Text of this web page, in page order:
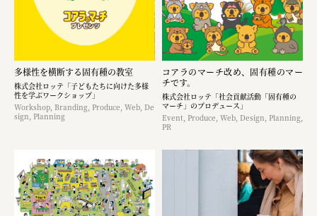
多様性を横断する固有種の教室
株式会社ロッテ「子どもたちに向けた多様
性を学ぶワークショップ」
Workshop, Branding, Produce, Web, De
sign, Planning
コアラのマーチ改め、固有種のマー
チです。
株式会社ロッテ「社会貢献活動「固有種の
マーチ」のプロデュース」
Event, Produce, Web, Design, Planning,
PR